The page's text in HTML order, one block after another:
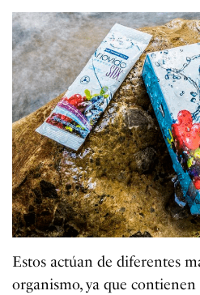
Estos actúan de diferentes
organismo, ya que contienen